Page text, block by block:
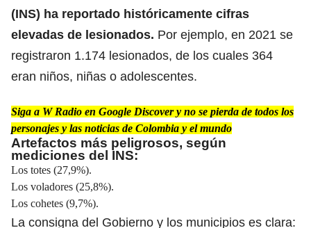
(INS) ha reportado históricamente cifras
elevadas de lesionados. Por ejemplo, en 2021 se
registraron 1.174 lesionados, de los cuales 364
eran niños, niñas o adolescentes.
Siga a W Radio en Google Discover y no se pierda de todos los
personajes y las noticias de Colombia y el mundo
Artefactos más peligrosos, según
mediciones del INS:
Los totes (27,9%).
Los voladores (25,8%).
Los cohetes (9,7%).
La consigna del Gobierno y los municipios es clara: